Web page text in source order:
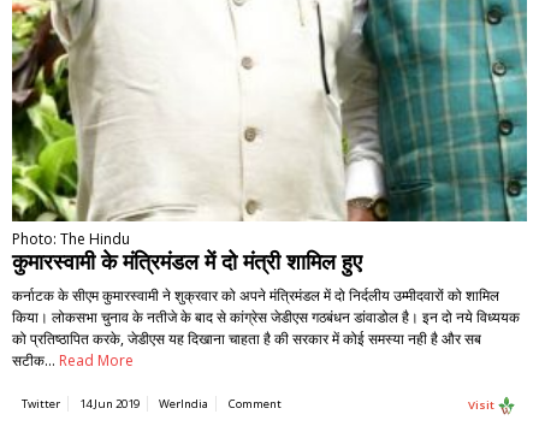
Photo: The Hindu
कुमारस्वामी के मंत्रिमंडल में दो मंत्री शामिल हुए
कर्नाटक के सीएम कुमारस्वामी ने शुक्रवार को अपने मंत्रिमंडल में दो निर्दलीय उम्मीदवारों को शामिल
किया। लोकसभा चुनाव के नतीजे के बाद से कांग्रेस जेडीएस गठबंधन डांवाडोल है। इन दो नये विध्ययक
को प्रतिष्ठापित करके, जेडीएस यह दिखाना चाहता है की सरकार में कोई समस्या नही है और सब
सटीक… Read More
Twitter 14 Jun 2019 WerIndia Comment Visit